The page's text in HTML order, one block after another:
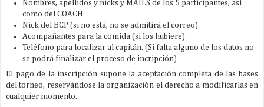
Nombres, apellidos y nicks y MAILS de los 5 participantes, así
como del COACH
Nick del BCP (si no está, no se admitirá el correo)
Acompañantes para la comida (si los hubiere)
Teléfono para localizar al capitán. (Si falta alguno de los datos no
se podrá finalizar el proceso de incripción)
El pago de la inscripción supone la aceptación completa de las bases
del torneo, reservándose la organización el derecho a modificarlas en
cualquier momento.